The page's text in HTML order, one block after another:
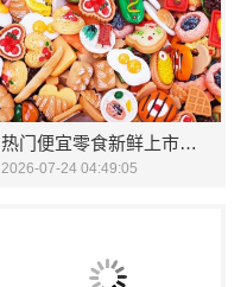
热门便宜零食新鲜上市，零食大明星
2026-07-24 04:49:05